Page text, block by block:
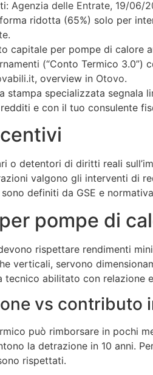
Agenzia delle Entrate, 19/06/
ridotta (65%) solo per
.
capitale per pompe di
(“Conto Termico
, overview in Otovo.
stampa specializzata
e con il tuo consulente
o detentori di diritti reali
valgono gli interventi di
definiti da GSE e
pompe di
rispettare rendimenti
verticali, servono
abilitato con relazione
vs contributo
può rimborsare in pochi
la detrazione in 10 anni.
rispettati.